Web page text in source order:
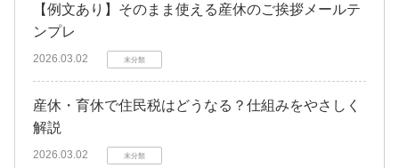
【例文あり】そのまま使える産休のご挨拶メールテ
ンプレ
2026.03.02 未分類
産休・育休で住民税はどうなる？仕組みをやさしく
解説
2026.03.02 未分類